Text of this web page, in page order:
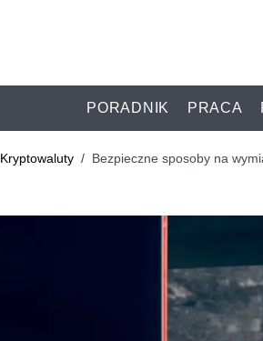
PORADNIK PRACA
Kryptowaluty / Bezpieczne sposoby na